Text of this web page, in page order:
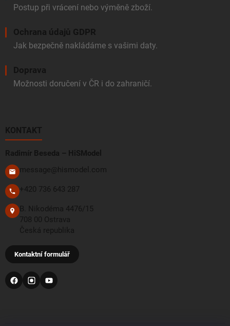
Postup při vrácení nebo výměně zboží.
Ochrana údajů GDPR
Jak bezpečně nakládáme s vašimi daty.
Doprava
Možnosti doručení v ČR i do zahraničí.
KONTAKT
Radimír Beseda – HiSModel
message@hismodel.com
+420 736 643 287
B. Nikodéma 4476/15
708 00 Ostrava
Česká republika
Kontaktní formulář